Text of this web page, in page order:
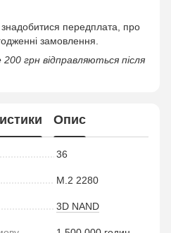
передплата, про
замовлення.
грн відправляються після
Опис
36
M.2 2280
3D NAND